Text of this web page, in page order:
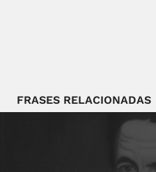
FRASES RELACIONADAS